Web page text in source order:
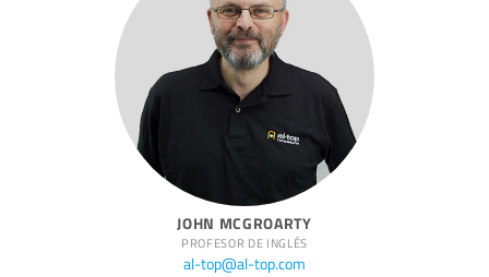
JOHN MCGROARTY
PROFESOR DE INGLÉS
al-top@al-top.com